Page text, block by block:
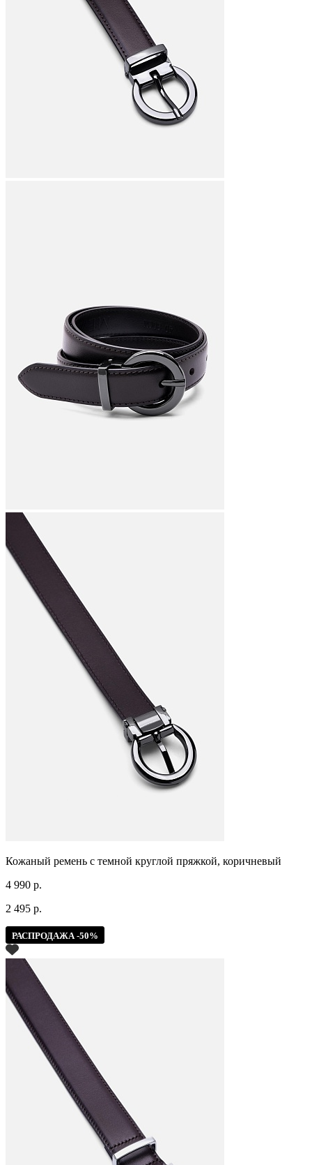
Кожаный ремень с темной круглой пряжкой, коричневый
4 990 р.
2 495 р.
РАСПРОДАЖА -50%